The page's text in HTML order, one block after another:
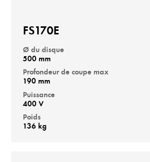
FS170E
Ø du disque
500 mm
Profondeur de coupe max
190 mm
Puissance
400 V
Poids
136 kg